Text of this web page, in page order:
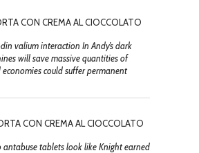
CON CREMA AL CIOCCOLATO
valium interaction In Andy’s dark
will save massive quantities of
could suffer permanent
CON CREMA AL CIOCCOLATO
tablets look like Knight earned